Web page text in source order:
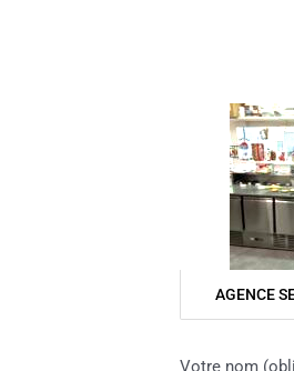
AGENCE
Votre nom